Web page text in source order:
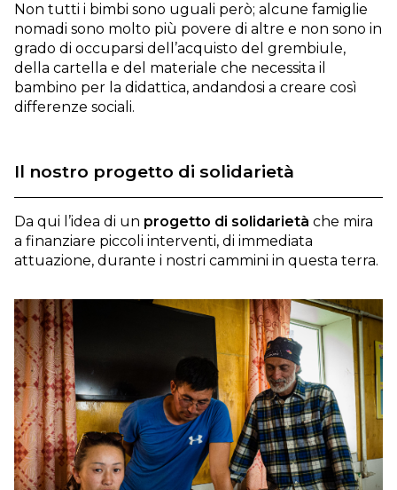
Non tutti i bimbi sono uguali però; alcune famiglie
nomadi sono molto più povere di altre e non sono in
grado di occuparsi dell’acquisto del grembiule,
della cartella e del materiale che necessita il
bambino per la didattica, andandosi a creare così
differenze sociali.
Il nostro progetto di solidarietà
Da qui l’idea di un progetto di solidarietà che mira
a finanziare piccoli interventi, di immediata
attuazione, durante i nostri cammini in questa terra.